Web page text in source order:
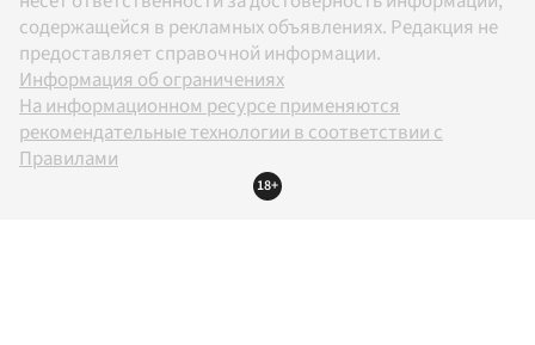
содержащейся в рекламных объявлениях. Редакция не
предоставляет справочной информации.
Информация об ограничениях
На информационном ресурсе применяются
рекомендательные технологии в соответствии с
Правилами
18+